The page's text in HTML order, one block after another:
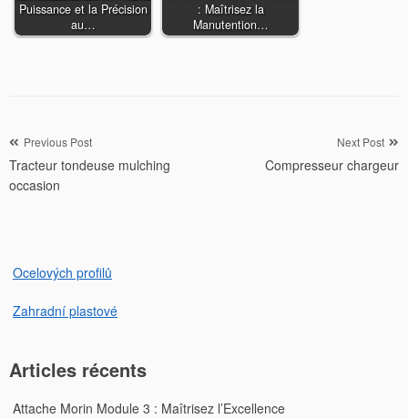
Puissance et la Précision
au…
: Maîtrisez la
Manutention…
Navigation
de
l’article
Previous Post
Tracteur tondeuse mulching
occasion
Next Post
Compresseur chargeur
Ocelových profilů
Zahradní plastové
Articles récents
Attache Morin Module 3 : Maîtrisez l’Excellence